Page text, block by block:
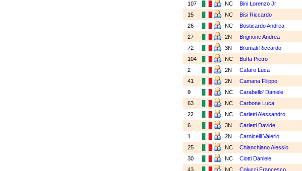
107
NC Bini Lorenzo Jr
15
NC Bisi Riccardo
26
NC Bosticardo Andrea
27
2N Brignone Andrea
72
3N Brumali Riccardo
104
NC Buffa Pietro
2
2N Cafaro Luca
41
2N Camana Filippo
9
NC Carabello' Daniele
63
NC Carbone Luca
22
NC Carletti Alessandro
6
3N Carletti Davide
1
2N Carnicelli Valerio
25
NC Chianchiano Alessio
30
NC Ciotti Daniele
43
NC Colucci Francesco